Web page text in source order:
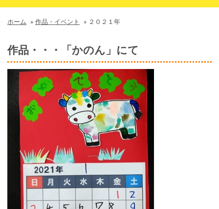
ホーム » 作品・イベント » ２０２１年
作品・・・「かのん」にて